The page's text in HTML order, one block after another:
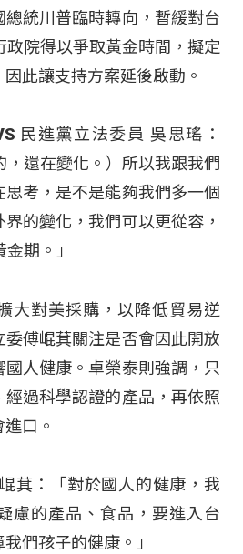
統川普臨時轉向，暫緩對台
政院得以爭取黃金時間，擬定
此讓支持方案延後啟動。
民進黨立法委員 吳思瑤：
，還在變化。）所以我跟我們
考，是不是能夠我們多一個
的變化，我們可以更從容，
期。」
大對美採購，以降低貿易逆
傅崐萁關注是否會因此開放
人健康。卓榮泰則強調，只
過科學認證的產品，再依照
口。
萁：「對於國人的健康，我
慮的產品、食品，要進入台
們孩子的健康。」